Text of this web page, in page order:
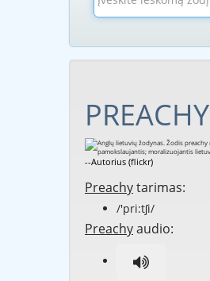
PREACHY
--Autorius (flickr)
Preachytarimas:
/'pri:tʃi/
Preachyaudio: